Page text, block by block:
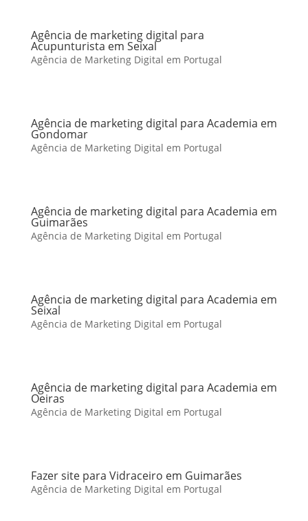
Agência de marketing digital para
Acupunturista em Seixal
Agência de Marketing Digital em Portugal
Agência de marketing digital para Academia em
Gondomar
Agência de Marketing Digital em Portugal
Agência de marketing digital para Academia em
Guimarães
Agência de Marketing Digital em Portugal
Agência de marketing digital para Academia em
Seixal
Agência de Marketing Digital em Portugal
Agência de marketing digital para Academia em
Oeiras
Agência de Marketing Digital em Portugal
Fazer site para Vidraceiro em Guimarães
Agência de Marketing Digital em Portugal